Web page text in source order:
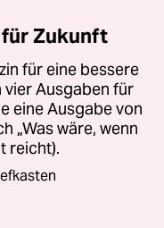
für Zukunft
für eine bessere
Ausgaben für
eine Ausgabe von
„Was wäre, wenn
reicht).